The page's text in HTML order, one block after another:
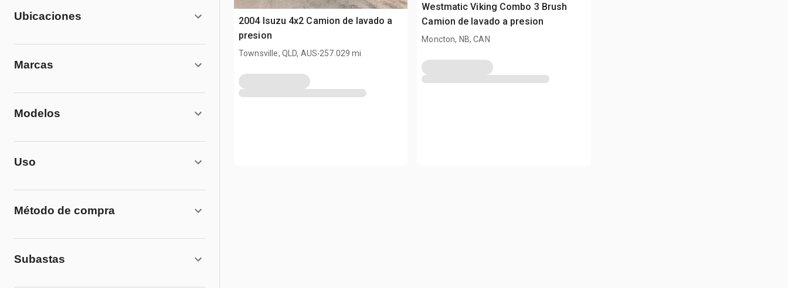
Ubicaciones
Marcas
Modelos
Uso
Método de compra
Subastas
2004 Isuzu 4x2 Camion de lavado a
presion
Townsville, QLD, AUS.257.029 mi
Westmatic Viking Combo 3 Brush
Camion de lavado a presion
Moncton, NB, CAN